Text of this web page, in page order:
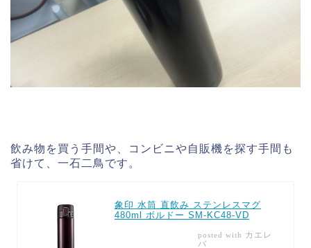
飲み物を買う手間や、コンビニや自販機を探す手間も
省けて、一石二鳥です。
象印 水筒 直飲み ステンレスマグ
480ml ボルドー SM-KC48-VD
posted with カエレ
バ